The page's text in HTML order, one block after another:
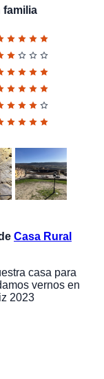
familia
Casa Rural
casa para
vernos en
2023